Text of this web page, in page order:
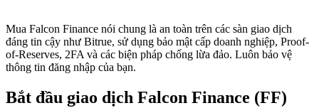
Mua Falcon Finance nói chung là an toàn trên các sàn giao dịch
đáng tin cậy như Bitrue, sử dụng bảo mật cấp doanh nghiệp, Proof-
of-Reserves, 2FA và các biện pháp chống lừa đảo. Luôn bảo vệ
thông tin đăng nhập của bạn.
Bắt đầu giao dịch Falcon Finance (FF)